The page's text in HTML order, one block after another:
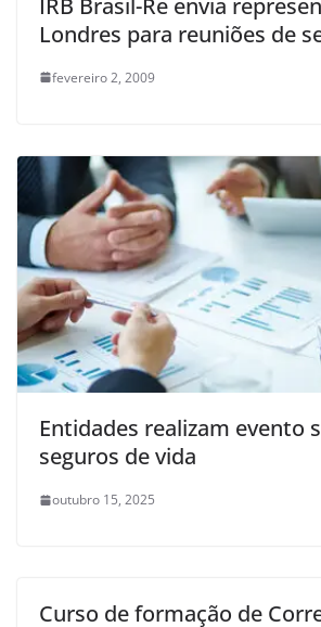
Londres para reuniões de
fevereiro 2, 2009
Entidades realizam evento
seguros de vida
outubro 15, 2025
Curso de formação de